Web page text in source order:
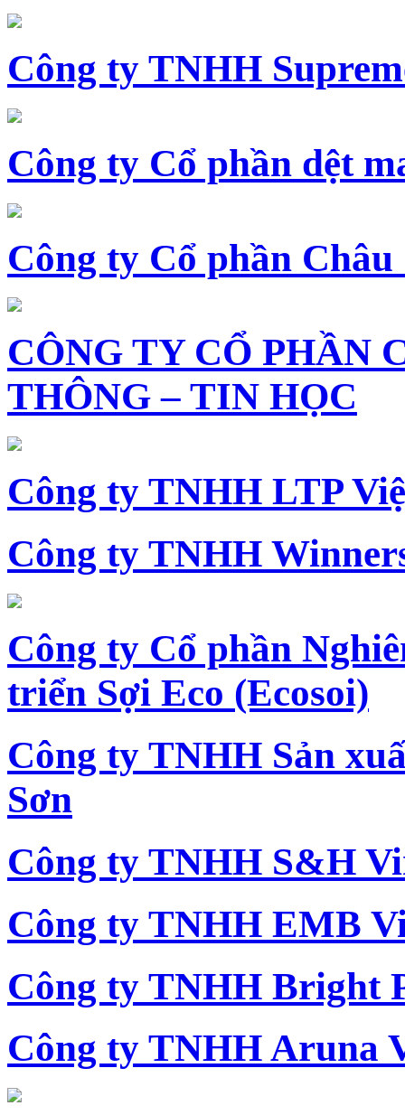
Công ty TNHH
Công ty Cổ phần dệt
Công ty Cổ phần Châu
CÔNG TY CỔ PHẦN
THÔNG – TIN HỌC
Công ty TNHH LTP
Công ty TNHH
Công ty Cổ phần
triển Sợi Eco (Ecosoi)
Công ty TNHH Sản
Sơn
Công ty TNHH S&H
Công ty TNHH EMB
Công ty TNHH Bright
Công ty TNHH Aruna